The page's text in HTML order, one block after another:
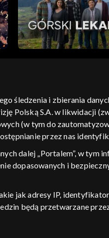
dostępność
śledzenia i zbierania
Polską S.A. w likwidacji
(w tym do
przez nas
dalej „Portalem”, w tym
dopasowanych i
jak adresy IP,
będą przetwarzane
treści, wyboru